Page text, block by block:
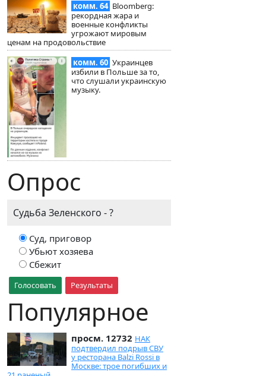
комм. 64 Bloomberg:
рекордная жара и
военные конфликты
угрожают мировым
ценам на продовольствие
комм. 60 Украинцев
избили в Польше за то,
что слушали украинскую
музыку.
Опрос
Судьба Зеленского - ?
Суд, приговор
Убьют хозяева
Сбежит
Голосовать Результаты
Популярное
просм. 12732 НАК
подтвердил подрыв СВУ
у ресторана Balzi Rossi в
Москве: трое погибших и